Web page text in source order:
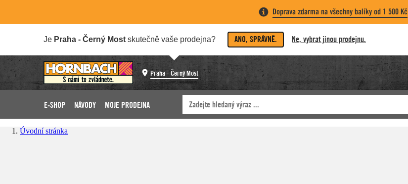
Doprava zdarma na všechny balíky od 1 500 Kč
Je Praha - Černý Most skutečně vaše prodejna? ANO, SPRÁVNĚ. Ne, vybrat jinou prodejnu.
Praha - Černý Most
E-SHOP NÁVODY MOJE PRODEJNA
Úvodní stránka